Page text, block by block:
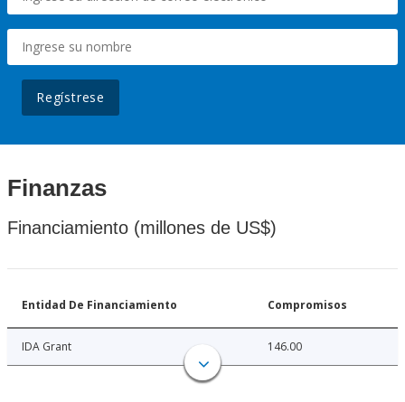
Regístrese
Finanzas
Financiamiento (millones de US$)
Entidad De Financiamiento Compromisos
IDA Grant 146.00